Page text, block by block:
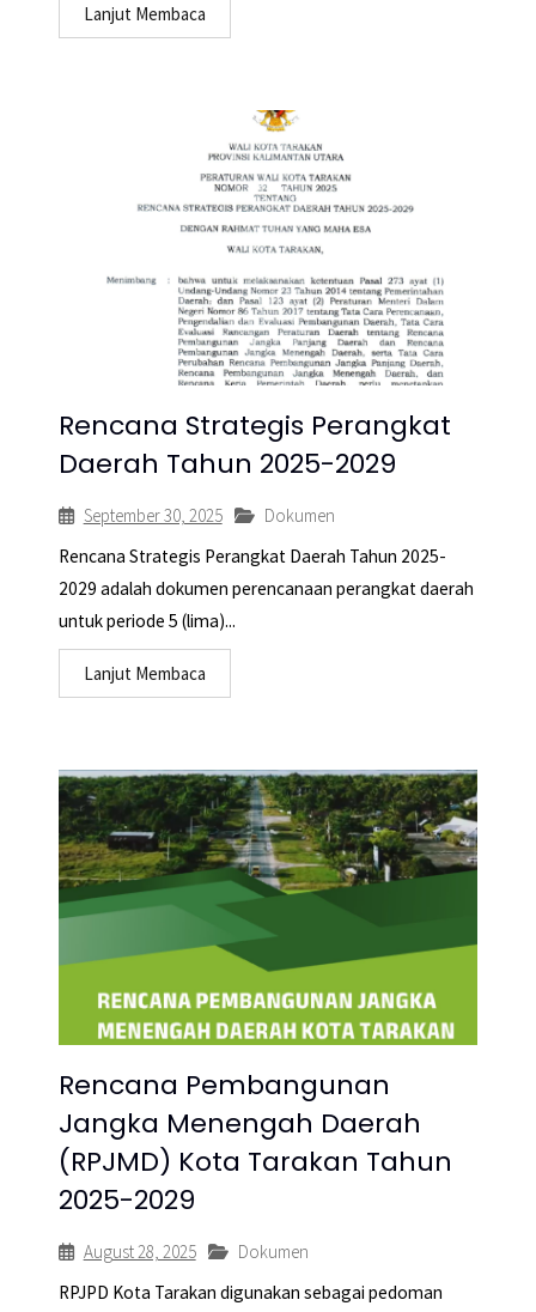
Lanjut Membaca
Rencana Strategis Perangkat
Daerah Tahun 2025-2029
September 30, 2025
Dokumen
Rencana Strategis Perangkat Daerah Tahun 2025-
2029 adalah dokumen perencanaan perangkat daerah
untuk periode 5 (lima)...
Lanjut Membaca
Rencana Pembangunan
Jangka Menengah Daerah
(RPJMD) Kota Tarakan Tahun
2025-2029
August 28, 2025
Dokumen
RPJPD Kota Tarakan digunakan sebagai pedoman